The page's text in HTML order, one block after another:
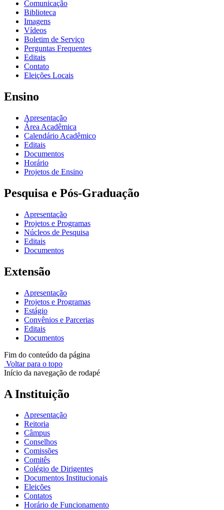
Comunicação
Biblioteca
Imagens
Vídeos
Boletim de Serviço
Perguntas Frequentes
Editais
Contato
Eleições Locais
Ensino
Apresentação
Área Acadêmica
Calendário Acadêmico
Editais
Documentos
Horário
Projetos de Ensino
Pesquisa e Pós-Graduação
Apresentação
Projetos e Programas
Núcleos de Pesquisa
Editais
Documentos
Extensão
Apresentação
Projetos e Programas
Estágio
Convênios e Parcerias
Editais
Documentos
Fim do conteúdo da página
Voltar para o topo
Início da navegação de rodapé
A Instituição
Apresentação
Reitoria
Câmpus
Conselhos
Comissões
Comitês
Colégio de Dirigentes
Documentos Institucionais
Eleições
Contatos
Horário de Funcionamento